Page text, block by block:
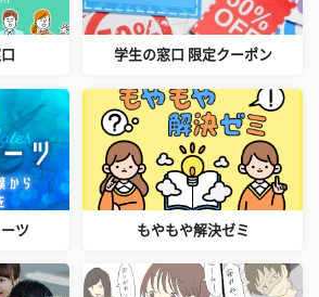
学生の窓口 限定クーポン
ツ もやもや解決ゼミ